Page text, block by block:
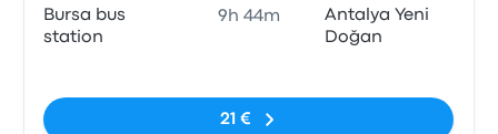
Bursa bus
station
9h 44m
Antalya Yeni
Doğan
21 €